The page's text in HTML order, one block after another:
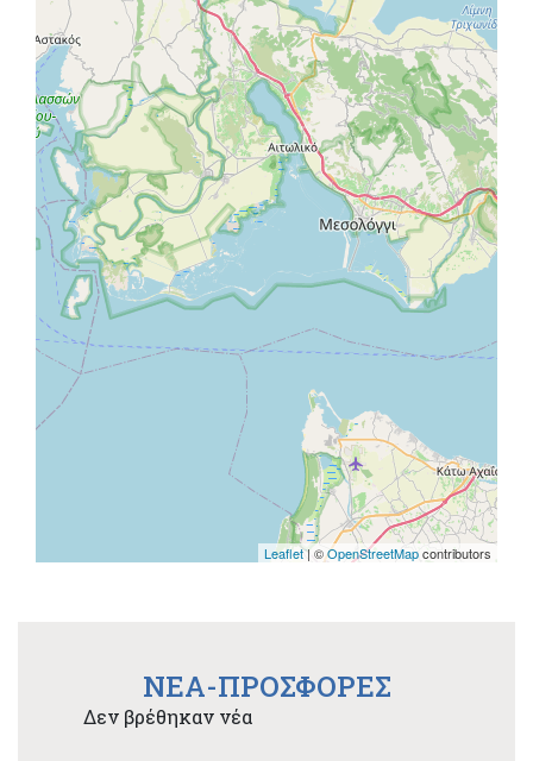
Leaflet| ©OpenStreetMapcontributors
NEA-ΠΡΟΣΦΟΡΕΣ
Δεν βρέθηκαν νέα